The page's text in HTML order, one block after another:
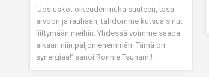
‘Jos uskot oikeudenmukaisuuteen, tasa-
arvoon ja rauhaan, tahdomme kutsua sinut
liittymään meihin. Yhdessä voimme saada
aikaan niin paljon enemmän. Tämä on
synergiaa!’ sanoi Ronnie Tsunami!